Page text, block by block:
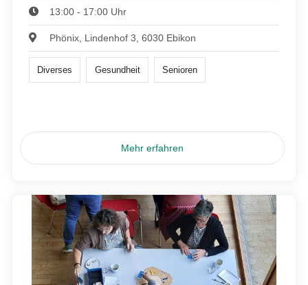
13:00 - 17:00 Uhr
Phönix, Lindenhof 3, 6030 Ebikon
Diverses Gesundheit Senioren
Mehr erfahren